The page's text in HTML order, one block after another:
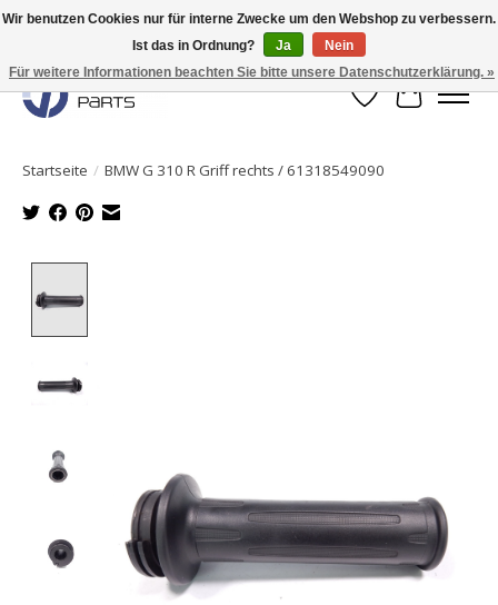
Originale Teile sofort lieferbar!
Wunschzettel
Ihr
Startseite / BMW G 310 R Griff rechts / 61318549090
Wir benutzen Cookies nur für interne Zwecke um den Webshop zu verbessern.
Ist das in Ordnung?
Ja
Nein
Für weitere Informationen beachten Sie bitte unsere Datenschutzerklärung. »